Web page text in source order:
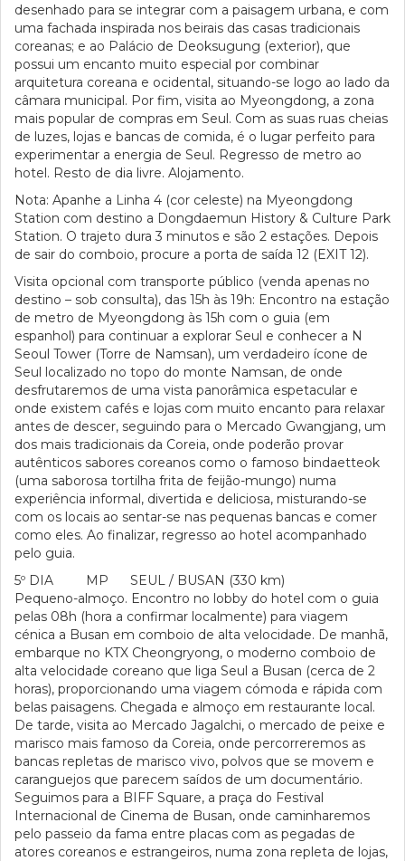
desenhado para se integrar com a paisagem urbana, e com
uma fachada inspirada nos beirais das casas tradicionais
coreanas; e ao Palácio de Deoksugung (exterior), que
possui um encanto muito especial por combinar
arquitetura coreana e ocidental, situando-se logo ao lado da
câmara municipal. Por fim, visita ao Myeongdong, a zona
mais popular de compras em Seul. Com as suas ruas cheias
de luzes, lojas e bancas de comida, é o lugar perfeito para
experimentar a energia de Seul. Regresso de metro ao
hotel. Resto de dia livre. Alojamento.
Nota: Apanhe a Linha 4 (cor celeste) na Myeongdong
Station com destino a Dongdaemun History & Culture Park
Station. O trajeto dura 3 minutos e são 2 estações. Depois
de sair do comboio, procure a porta de saída 12 (EXIT 12).
Visita opcional com transporte público (venda apenas no
destino – sob consulta), das 15h às 19h: Encontro na estação
de metro de Myeongdong às 15h com o guia (em
espanhol) para continuar a explorar Seul e conhecer a N
Seoul Tower (Torre de Namsan), um verdadeiro ícone de
Seul localizado no topo do monte Namsan, de onde
desfrutaremos de uma vista panorâmica espetacular e
onde existem cafés e lojas com muito encanto para relaxar
antes de descer, seguindo para o Mercado Gwangjang, um
dos mais tradicionais da Coreia, onde poderão provar
autênticos sabores coreanos como o famoso bindaetteok
(uma saborosa tortilha frita de feijão-mungo) numa
experiência informal, divertida e deliciosa, misturando-se
com os locais ao sentar-se nas pequenas bancas e comer
como eles. Ao finalizar, regresso ao hotel acompanhado
pelo guia.
5º DIA MP SEUL / BUSAN (330 km)
Pequeno-almoço. Encontro no lobby do hotel com o guia
pelas 08h (hora a confirmar localmente) para viagem
cénica a Busan em comboio de alta velocidade. De manhã,
embarque no KTX Cheongryong, o moderno comboio de
alta velocidade coreano que liga Seul a Busan (cerca de 2
horas), proporcionando uma viagem cómoda e rápida com
belas paisagens. Chegada e almoço em restaurante local.
De tarde, visita ao Mercado Jagalchi, o mercado de peixe e
marisco mais famoso da Coreia, onde percorreremos as
bancas repletas de marisco vivo, polvos que se movem e
caranguejos que parecem saídos de um documentário.
Seguimos para a BIFF Square, a praça do Festival
Internacional de Cinema de Busan, onde caminharemos
pelo passeio da fama entre placas com as pegadas de
atores coreanos e estrangeiros, numa zona repleta de lojas,